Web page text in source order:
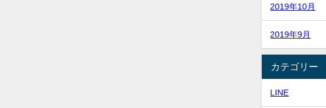
2019年10月
2019年9月
カテゴリー
LINE